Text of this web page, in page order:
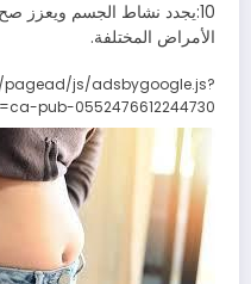
10:يجدد نشاط الجسم ويعزز
الأمراض المختلفة.
js/adsbygoogle.js?
pub-0552476612244730